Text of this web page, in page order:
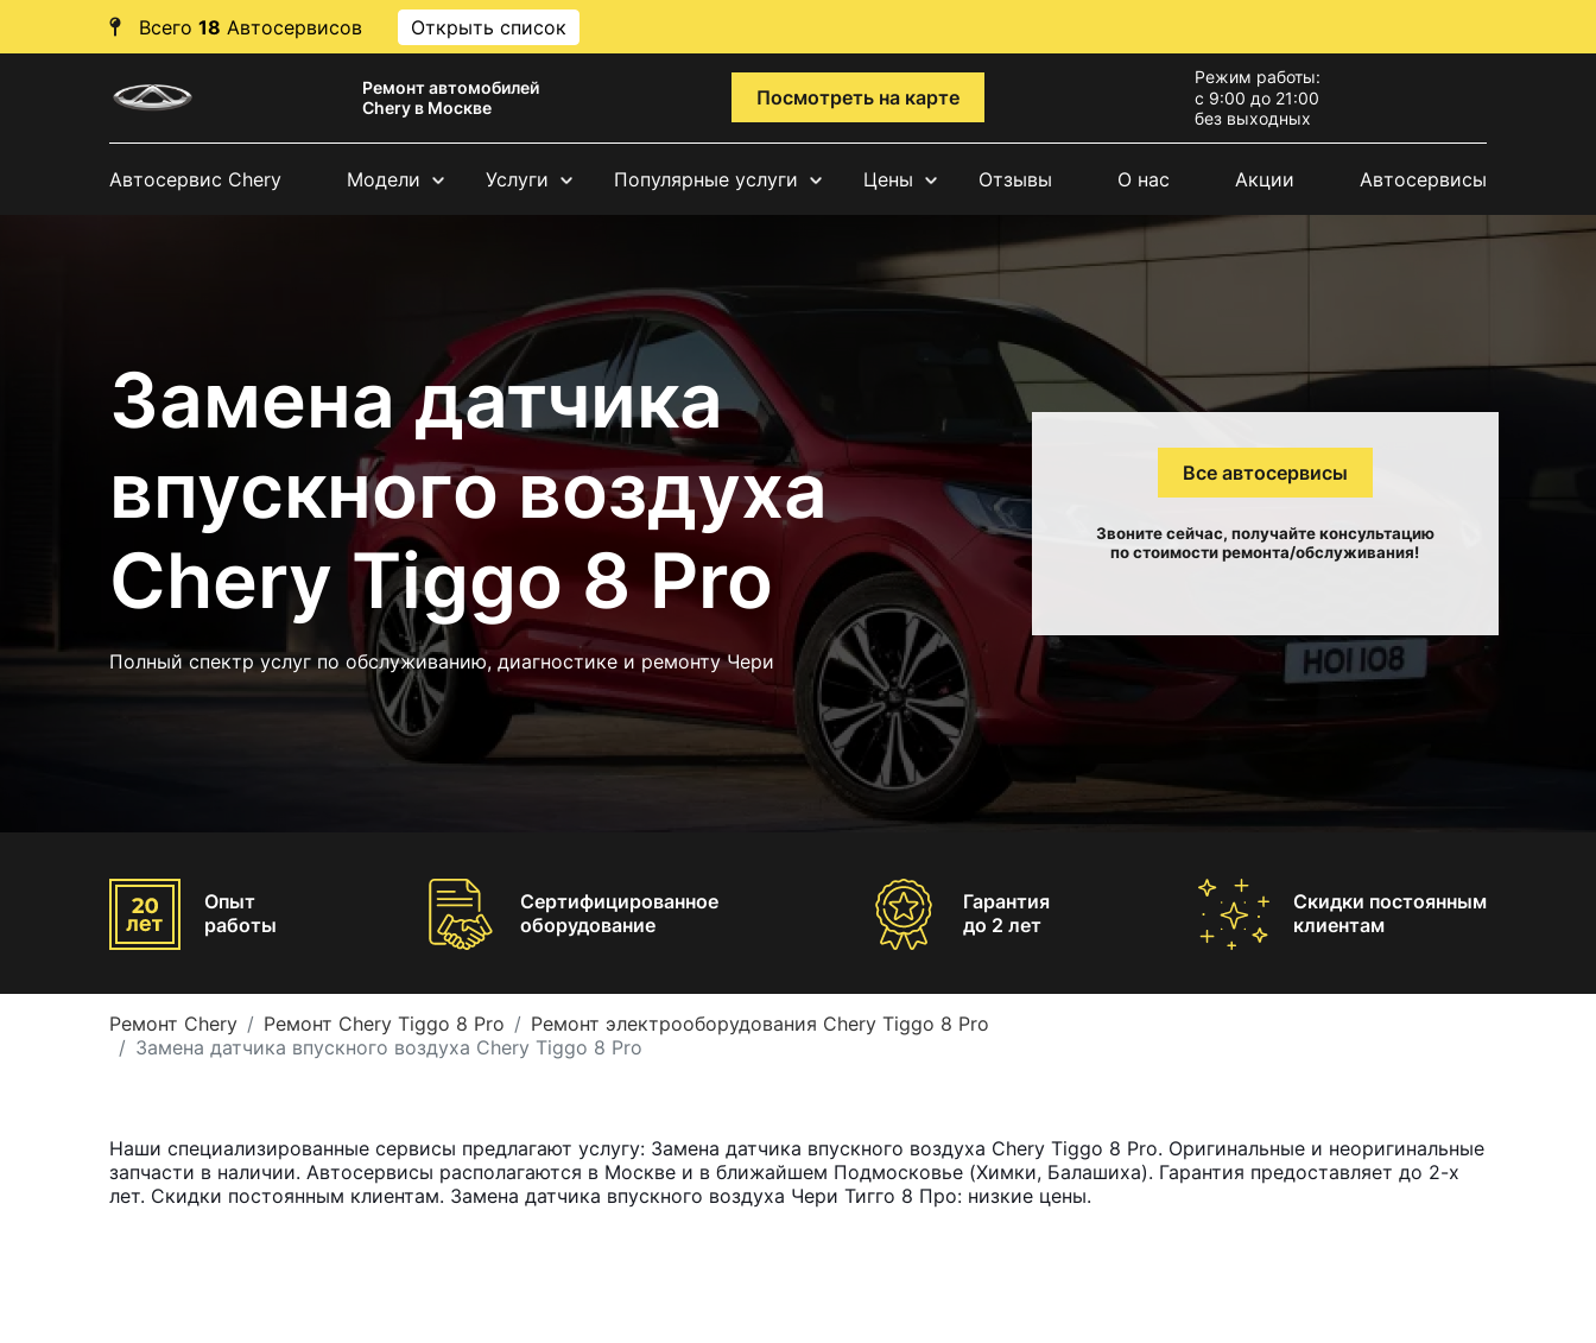
Всего 18 Автосервисов Открыть список
Ремонт автомобилей
Chery в Москве
Посмотреть на карте
Режим работы:
с 9:00 до 21:00
без выходных
Автосервис Chery Модели Услуги Популярные услуги Цены Отзывы О нас Акции Автосервисы
Замена датчика
впускного воздуха
Chery Tiggo 8 Pro
Полный спектр услуг по обслуживанию, диагностике и ремонту Чери
Все автосервисы
Звоните сейчас, получайте консультацию
по стоимости ремонта/обслуживания!
Опыт
работы
Сертифицированное
оборудование
Гарантия
до 2 лет
Скидки постоянным
клиентам
Ремонт Chery Ремонт Chery Tiggo 8 Pro
Ремонт электрооборудования Chery Tiggo 8 Pro
Замена датчика впускного воздуха Chery Tiggo 8 Pro
Наши специализированные сервисы предлагают услугу: Замена датчика впускного воздуха Chery Tiggo 8 Pro. Оригинальные и неоригинальные
запчасти в наличии. Автосервисы располагаются в Москве и в ближайшем Подмосковье (Химки, Балашиха). Гарантия предоставляет до 2-х
лет. Скидки постоянным клиентам. Замена датчика впускного воздуха Чери Тигго 8 Про: низкие цены.